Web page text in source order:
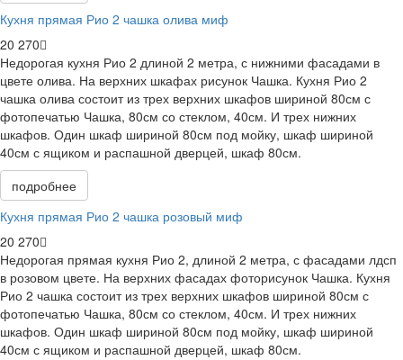
Кухня прямая Рио 2 чашка олива миф
20 270
Недорогая кухня Рио 2 длиной 2 метра, с нижними фасадами в
цвете олива. На верхних шкафах рисунок Чашка. Кухня Рио 2
чашка олива состоит из трех верхних шкафов шириной 80см с
фотопечатью Чашка, 80см со стеклом, 40см. И трех нижних
шкафов. Один шкаф шириной 80см под мойку, шкаф шириной
40см с ящиком и распашной дверцей, шкаф 80см.
подробнее
Кухня прямая Рио 2 чашка розовый миф
20 270
Недорогая прямая кухня Рио 2, длиной 2 метра, с фасадами лдсп
в розовом цвете. На верхних фасадах фоторисунок Чашка. Кухня
Рио 2 чашка состоит из трех верхних шкафов шириной 80см с
фотопечатью Чашка, 80см со стеклом, 40см. И трех нижних
шкафов. Один шкаф шириной 80см под мойку, шкаф шириной
40см с ящиком и распашной дверцей, шкаф 80см.